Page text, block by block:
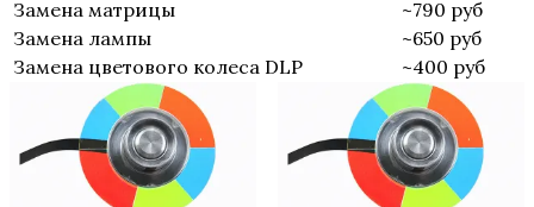
Замена матрицы
~790 руб
Замена лампы
~650 руб
Замена цветового колеса DLP
~400 руб